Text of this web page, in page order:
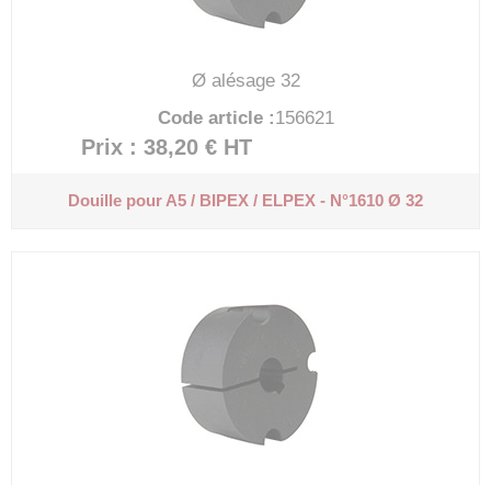
Ø alésage 32
Code article :156621
Prix : 38,20 € HT
Douille pour A5 / BIPEX / ELPEX - N°1610 Ø 32